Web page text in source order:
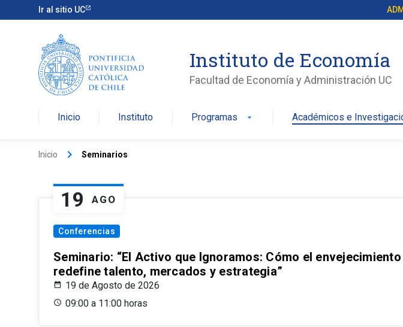
Ir al sitio UC
Instituto de Economía
Facultad de Economía y Administración UC
Inicio Instituto Programas arrow_drop_down Académicos e
Inicio keyboard_arrow_right Seminarios
19 AGO
Conferencias
Seminario: “El Activo que Ignoramos: Cómo el envejecimiento
redefine talento, mercados y estrategia”
19 de Agosto de 2026
09:00 a 11:00 horas